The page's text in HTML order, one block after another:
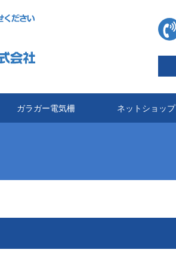
ガラガー電気柵 ネットショップ